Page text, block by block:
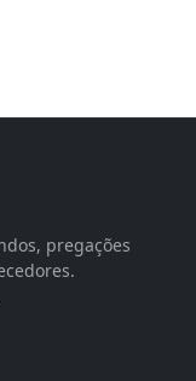
pregações